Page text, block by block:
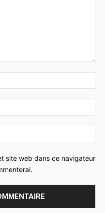
:*
:*
:
site web dans ce navigateur